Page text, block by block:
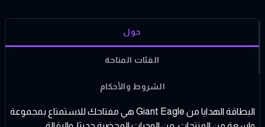
حول
الفئات المتاحة
الشروط والأحكام
البطاقة الهدايا من Giant Eagle هي مفتاحك للاستمتاع بمجموعة